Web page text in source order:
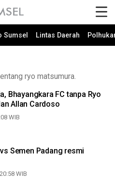
Sumsel Lintas Daerah
ryo matsumura.
Bhayangkara FC tanpa Ryo
Allan Cardoso
WIB
Semen Padang resmi
WIB